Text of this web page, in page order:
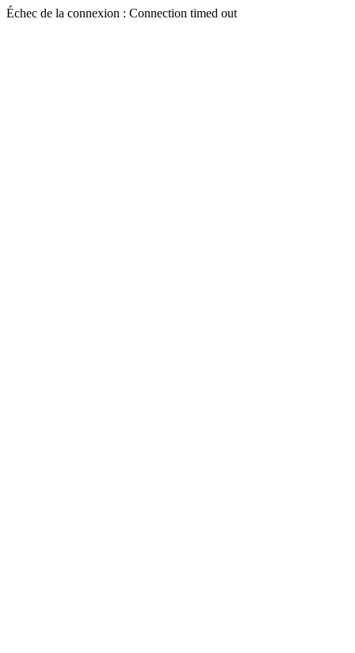
Échec de la connexion : Connection timed out